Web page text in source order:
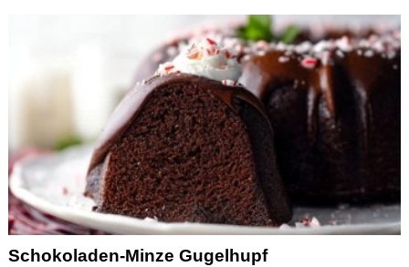
Schokoladen-Minze Gugelhupf